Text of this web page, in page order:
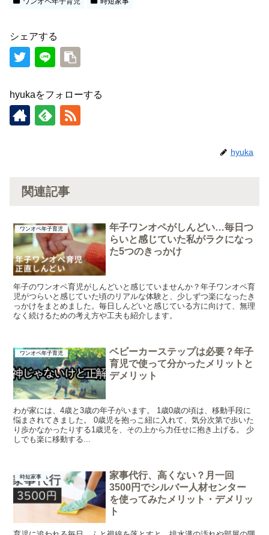
シェアする
hyukaをフォローする
hyuka
関連記事
ワンオペ年子育児
年子ワンオペがしんどい…毎日つ
らいと感じていた私がラクになっ
た5つのきっかけ
年子のワンオペ育児がしんどいと感じていませんか？年子ワンオペ育
児がつらいと感じていた頃のリアルな体験と、少しずつ楽になったき
っかけをまとめました。毎日しんどいと感じている方に向けて、無理
なく続けるための考え方や工夫も紹介します。
ワンオペ年子育児
ベビーカーステップは必要？年子
育児で使って分かったメリットと
デメリット
わが家には、4歳と3歳の年子がいます。 1歳0歳の頃は、移動手段に
悩まされてきました。 0歳児を抱っこ紐に入れて、気分次第で歩いた
り歩かなかったりする1歳児を、その上から力任せに抱き上げる。 少
しでも楽に移動する...
時短家事
家事代行、高くない？月一回
3500円でシルバー人材センター
を使ってみたメリット・デメリッ
ト